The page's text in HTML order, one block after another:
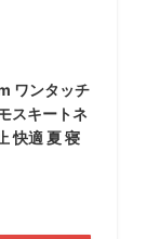
ワンタッチ
スキートネ
快適 夏 寝